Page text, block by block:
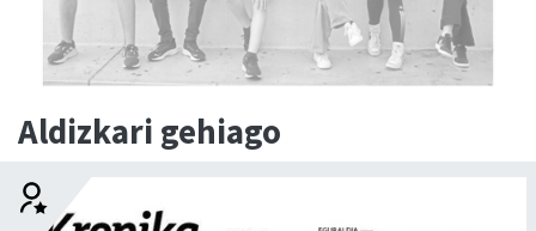
Aldizkari gehiago